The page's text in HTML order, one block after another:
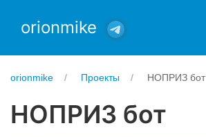
orionmike
orionmike Проекты НОПРИЗ бот
НОПРИЗ бот